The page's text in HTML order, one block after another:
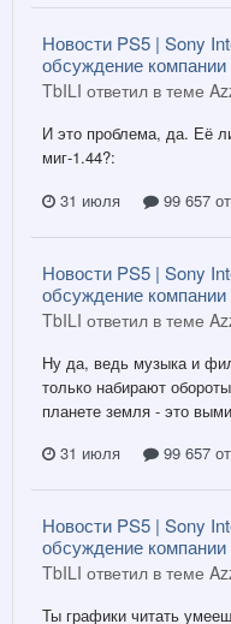
Новости PS5 | Sony
обсуждение компании
TbILI ответил в теме
И это проблема, да. Её
миг-1.44?:
31 июля
99 657
Новости PS5 | Sony
обсуждение компании
TbILI ответил в теме
Ну да, ведь музыка и
только набирают
планете земля - это
31 июля
99 657
Новости PS5 | Sony
обсуждение компании
TbILI ответил в теме
Ты графики читать